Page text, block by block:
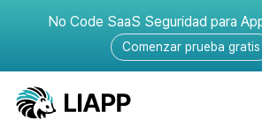
No Code SaaS Seguridad para
Comenzar prueba gratis